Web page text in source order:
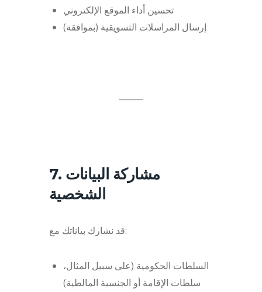
تحسين أداء الموقع الإلكتروني
إرسال المراسلات التسويقية (بموافقة)
7. مشاركة البيانات
الشخصية
قد نشارك بياناتك مع:
السلطات الحكومية (على سبيل المثال،
سلطات الإقامة أو الجنسية المالطية)